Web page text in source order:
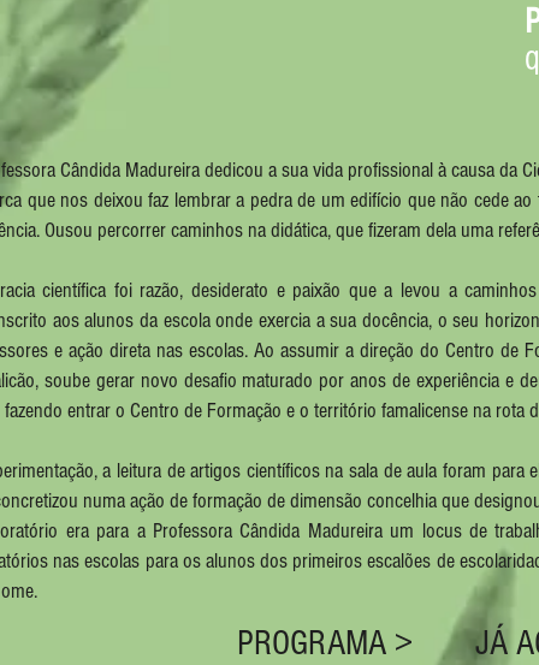
queremos continuar
Cândida Madureira dedicou a sua vida profissional à causa da
que nos deixou faz lembrar a pedra de um edifício que não cede
Ousou percorrer caminhos na didática, que fizeram dela uma
científica foi razão, desiderato e paixão que a levou a
aos alunos da escola onde exercia a sua docência, o seu
e ação direta nas escolas. Ao assumir a direção do Centro de
soube gerar novo desafio maturado por anos de experiência e
fazendo entrar o Centro de Formação e o território famalicense na
a leitura de artigos científicos na sala de aula foram
numa ação de formação de dimensão concelhia que
era para a Professora Cândida Madureira um locus de
nas escolas para os alunos dos primeiros escalões de
PROGRAMA > JÁ